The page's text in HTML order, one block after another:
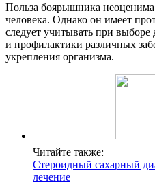
Польза боярышника неоценима
человека. Однако он имеет
следует учитывать при выборе
и профилактики различных
укрепления организма.
Читайте также:
Стероидный сахарный
лечение